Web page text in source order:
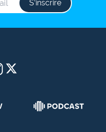
S‘inscrire